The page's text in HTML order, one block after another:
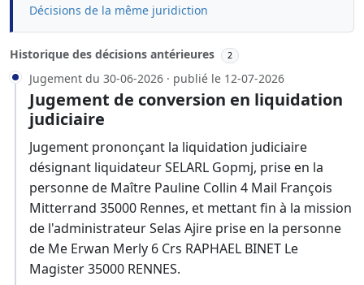
Décisions de la même juridiction
Historique des décisions antérieures 2
Jugement du 30-06-2026 · publié le 12-07-2026
Jugement de conversion en liquidation
judiciaire
Jugement prononçant la liquidation judiciaire
désignant liquidateur SELARL Gopmj, prise en la
personne de Maître Pauline Collin 4 Mail François
Mitterrand 35000 Rennes, et mettant fin à la mission
de l'administrateur Selas Ajire prise en la personne
de Me Erwan Merly 6 Crs RAPHAEL BINET Le
Magister 35000 RENNES.